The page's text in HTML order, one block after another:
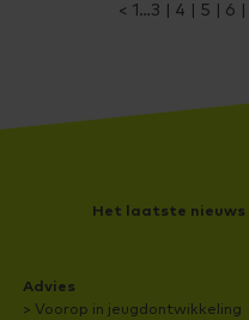
1 3 4 5 6
Het laatste nieuws
Advies
> Voorop in jeugdontwikkeling